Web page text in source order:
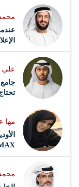
علي
جامع
مها